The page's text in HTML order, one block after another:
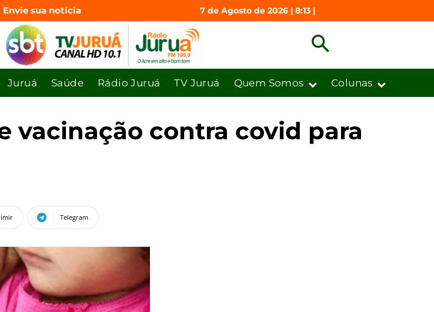
Envie sua notícia 7 de Agosto de 2026 | 8:13 |
Juruá Saúde Rádio Juruá TV Juruá Quem Somos Colunas
vacinação contra covid para
Telegram